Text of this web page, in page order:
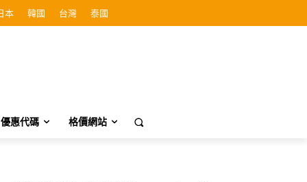
本 韓國 台灣 泰國
優惠代碼 格價網站